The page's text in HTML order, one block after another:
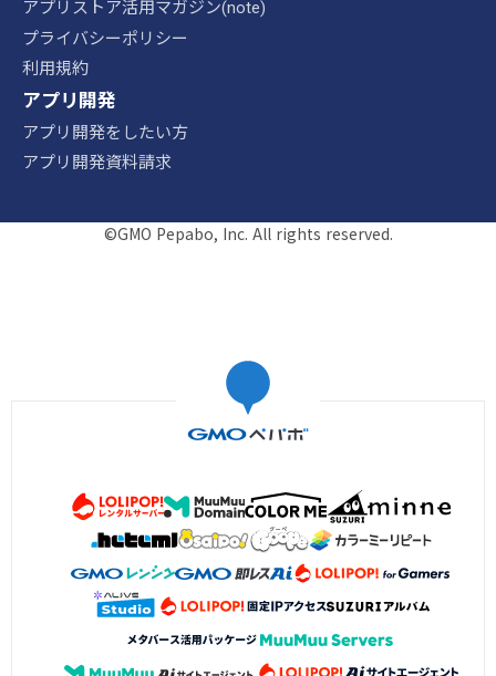
アプリストア活用マガジン(note)
プライバシーポリシー
利用規約
アプリ開発
アプリ開発をしたい方
アプリ開発資料請求
©GMO Pepabo, Inc. All rights reserved.